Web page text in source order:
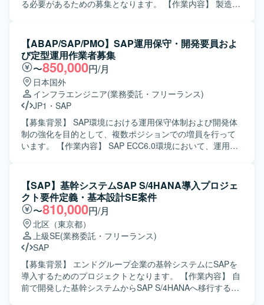
る必要があるための募集となります。 【作業内容】 製造メ
よび対応方針の検討、変更要求に対する要件整理や概要設
計、顧客からの問い合わせ内容の分析および回答作成、な
らびに必要に応じたABAPプログラムの改修や動作確認など
を担当していただきます。また、関連部門との調整やドキ
ュメント作成なども実施していただきます。 【求める人物
像】 SAPの業務・技術両面に主体的に取り組み、関係者と
円滑にコミュニケーションを取りながら課題解決を進めて
いただける方を求めております。自ら状況を整理し、顧客
の要望を的確に理解して提案・改善に結びつけられる方に
ご活躍いただける環境です。 【ポジションの魅力】 複数モ
ンです。コンサルタントおよび概要設計者として、要件定
義から設計・改善提案まで幅広いフェーズを経験でき、
SAPスキルを一層高めていただけます。 【開発環境】 SAP
ERP環境上での運用保守・改修作業が中心となり、ABAPに
よるプログラム改修および関連ドキュメントの作成を行っ
ていただきます。
【ABAP/SAP/PMO】SAP運用保守・開発要員およ
び定型運用作業者募集
〜850,000円/月
日本国外
インフラエンジニア(業務委託・フリーランス)
JP1 ・ SAP
【募集背景】 SAP環境における運用保守体制および開発体
制の強化を目的として、複数ポジションでの増員を行って
います。 【作業内容】 SAP ECC6.0環境において、運用保
査・原因分析・改修対応、ならびにカスタマイズ・追加開
発を行います。また、JP1を用いたジョブの操作やジョブネ
ットの設定・変更・改修も実施していただきます。 あわせ
て、マスタ登録や移送作業などのSAP定型運用作業、要員
アサインやリリース手続き、月次書類作成などのPMO的な
定型運用作業もご担当いただきます。 【求める人物像】 担
当領域において自走して調査・障害対応ができる方を求め
ています。複数のチームや関係者と連携しながら業務を進
められるコミュニケーション力をお持ちで、手順に沿った
定型業務と、状況に応じた柔軟な対応の双方に取り組んで
【SAP】基幹システムSAP S/4HANA導入プロジェ
クト要件定義・基本設計SE案件
〜810,000円/月
北区（東京都）
上級SE(業務委託・フリーランス)
SAP
【募集背景】 エンドグループ企業の基幹システムにSAPを
導入するためのプロジェクトとなります。 【作業内容】 自
前で開発した基幹システムからSAP S/4HANAへ移行するに